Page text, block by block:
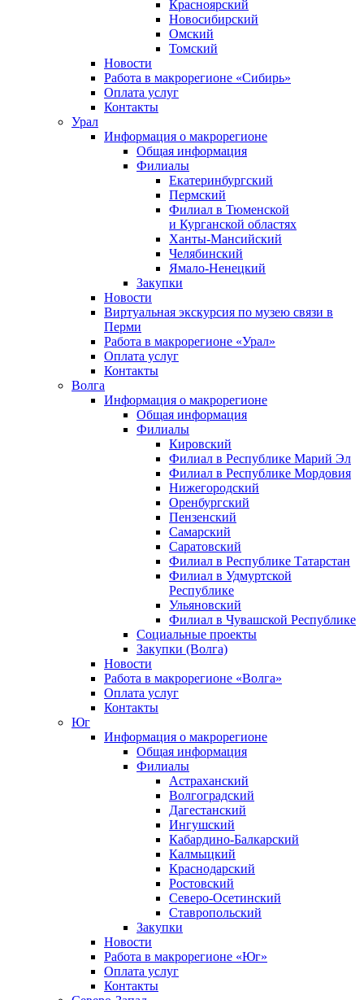
Красноярский
Новосибирский
Омский
Томский
Новости
Работа в макрорегионе «Сибирь»
Оплата услуг
Контакты
Урал
Информация о макрорегионе
Общая информация
Филиалы
Екатеринбургский
Пермский
Филиал в Тюменской
и Курганской областях
Ханты-Мансийский
Челябинский
Ямало-Ненецкий
Закупки
Новости
Виртуальная экскурсия по музею связи в
Перми
Работа в макрорегионе «Урал»
Оплата услуг
Контакты
Волга
Информация о макрорегионе
Общая информация
Филиалы
Кировский
Филиал в Республике Марий Эл
Филиал в Республике Мордовия
Нижегородский
Оренбургский
Пензенский
Самарский
Саратовский
Филиал в Республике Татарстан
Филиал в Удмуртской
Республике
Ульяновский
Филиал в Чувашской Республике
Социальные проекты
Закупки (Волга)
Новости
Работа в макрорегионе «Волга»
Оплата услуг
Контакты
Юг
Информация о макрорегионе
Общая информация
Филиалы
Астраханский
Волгоградский
Дагестанский
Ингушский
Кабардино-Балкарский
Калмыцкий
Краснодарский
Ростовский
Северо-Осетинский
Ставропольский
Закупки
Новости
Работа в макрорегионе «Юг»
Оплата услуг
Контакты